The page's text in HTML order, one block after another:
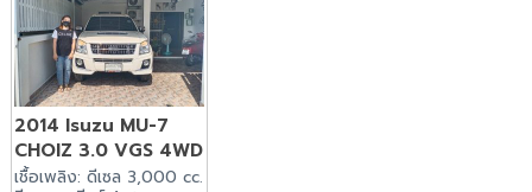
2014 Isuzu MU-7
CHOIZ 3.0 VGS 4WD
เชื้อเพลิง: ดีเซล 3,000 cc.